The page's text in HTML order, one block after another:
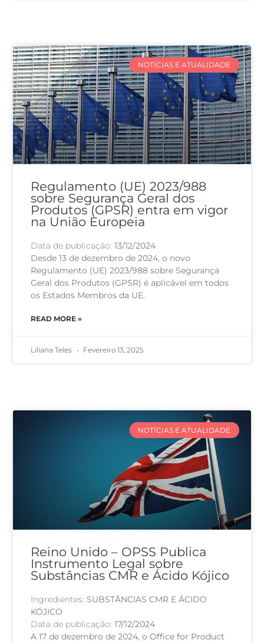
NOTÍCIAS E ATUALIDADE
Regulamento (UE) 2023/988
sobre Segurança Geral dos
Produtos (GPSR) entra em vigor
na União Europeia
Data de publicação:13/12/2024
Desde 13 de dezembro de 2024, o novo
Regulamento (UE) 2023/988 sobre Segurança
Geral dos Produtos (GPSR) é aplicável em todos
os Estados Membros da UE.
READ MORE »
Liliana Teles Fevereiro 13, 2025
NOTÍCIAS E ATUALIDADE
Reino Unido – OPSS Publica
Instrumento Legal sobre
Substâncias CMR e Ácido Kójico
Ingredientes: SUBSTÂNCIAS CMR E ÁCIDO
KÓJICO
Data de publicação:17/12/2024
A 17 de dezembro de 2024, o Office for Product